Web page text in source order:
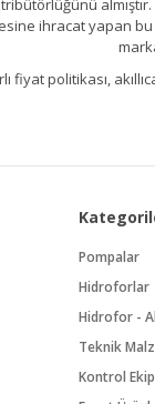
ihracat yapan
fiyat politikası,
Pompalar
Hidroforlar
Hidrofor -
Teknik
Kontrol